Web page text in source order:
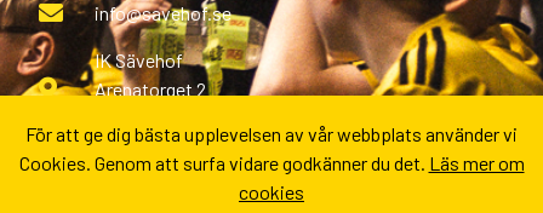
info@savehof.se
IK Sävehof
Arenatorget 2
Fler kontaktvägar
För att ge dig bästa upplevelsen av vår webbplats använder vi
Cookies. Genom att surfa vidare godkänner du det. Läs mer om
cookies